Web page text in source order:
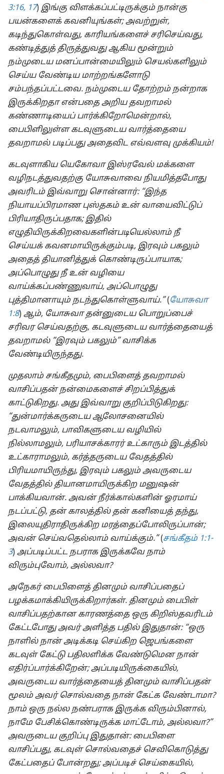
3:16, 17) இங்கு விளக்கப்பட்டிருக்கும் நான்கு
பயன்களைக் கவனியுங்கள்; அவற்றுள்,
கடிந்துகொள்வது, காரியங்களைச் சரிசெய்வது,
கண்டித்துத் திருத்துவது ஆகிய மூன்றும்
நம்முடைய மனப்பான்மையிலும் செயல்களிலும்
செய்ய வேண்டிய மாற்றங்களோடு
சம்பந்தப்பட்டவை. நம்முடைய தோற்றம் நன்றாக
இருக்கிறதா என்பதை அறிய தவறாமல்
கண்ணாடியைப் பார்க்கிறோமென்றால்,
பைபிளிலுள்ள கடவுளுடைய வார்த்தையை
தவறாமல் படிப்பது அதைவிட எவ்வளவு முக்கியம்!
கடவுளாகிய யெகோவா இஸ்ரவேல் மக்களை
வழிநடத்துவதற்கு யோசுவாவை நியமித்தபோது
அவரிடம் இவ்வாறு சொன்னார்: “இந்த
நியாயப்பிரமாண புஸ்தகம் உன் வாயைவிட்டுப்
பிரியாதிருப்பதாக; இதில்
எழுதியிருக்கிறவைகளின்படியெல்லாம் நீ
செய்யக் கவனமாயிருக்கும்படி, இரவும் பகலும்
அதைத் தியானித்துக் கொண்டிருப்பாயாக;
அப்பொழுது நீ உன் வழியை
வாய்க்கப்பண்ணுவாய், அப்பொழுது
புத்திமானாயும் நடந்துகொள்ளுவாய்.”(யோசுவா
1:8) ஆம், யோசுவா தன்னுடைய பொறுப்பைச்
சரிவர செய்வதற்கு, கடவுளுடைய வார்த்தையைத்
தவறாமல் “இரவும் பகலும்” வாசிக்க
வேண்டியிருந்தது.
முதலாம் சங்கீதமும், பைபிளைத் தவறாமல்
வாசிப்பதன் நன்மைகளைச் சிறப்பித்துக்
காட்டுகிறது. அது இவ்வாறு குறிப்பிடுகிறது:
“துன்மார்க்கருடைய ஆலோசனையில்
நடவாமலும், பாவிகளுடைய வழியில்
நில்லாமலும், பரியாசக்காரர் உட்காரும் இடத்தில்
உட்காராமலும், கர்த்தருடைய வேதத்தில்
பிரியமாயிருந்து, இரவும் பகலும் அவருடைய
வேதத்தில் தியானமாயிருக்கிற மனுஷன்
பாக்கியவான். அவன் நீர்க்கால்களின் ஓரமாய்
நடப்பட்டு, தன் காலத்தில் தன் கனியைத் தந்து,
இலையுதிராதிருக்கிற மரத்தைப்போலிருப்பான்;
அவன் செய்வதெல்லாம் வாய்க்கும்.”(சங்கீதம் 1:1-
3) அப்படிப்பட்ட நபராக இருக்கவே நாம்
விரும்புவோம், அல்லவா?
அநேகர் பைபிளைத் தினமும் வாசிப்பதைப்
பழக்கமாக்கியிருக்கிறார்கள். தினமும் பைபிள்
வாசிப்பதற்கான காரணத்தை ஒரு கிறிஸ்தவரிடம்
கேட்டபோது அவர் அளித்த பதில் இதுதான்: “ஒரு
நாளில் நான் அடிக்கடி செய்கிற ஜெபங்களை
கடவுள் கேட்டு பதிலளிக்க வேண்டுமென நான்
எதிர்ப்பார்க்கிறேன்; அப்படியிருக்கையில்,
அவருடைய வார்த்தையைத் தினமும் வாசிப்பதன்
மூலம் அவர் சொல்வதை நான் கேட்க வேண்டாமா?
நாம் ஒரு நல்ல நண்பராக இருக்க விரும்பினால்,
நாமே பேசிக்கொண்டிருக்க மாட்டோம், அல்லவா?”
அவருடைய குறிப்பு இதுதான்: பைபிளை
வாசிப்பது, கடவுள் சொல்வதைச் செவிகொடுத்து
கேட்பதைப் போன்றது; அப்படிச் செய்கையில்,